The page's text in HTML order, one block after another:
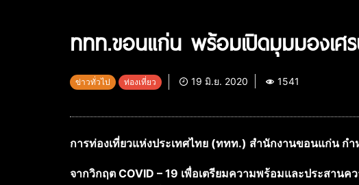
ททท.ขอนแก่น พร้อมเปิดมุมมองเศ
ข่าวทั่วไป ท่องเที่ยว 19 มิ.ย. 2020 1541
การท่องเที่ยวแห่งประเทศไทย (ททท.) สำนักงานขอนแก่น ก
จากวิกฤต COVID – 19 เพื่อเตรียมความพร้อมและประสาน